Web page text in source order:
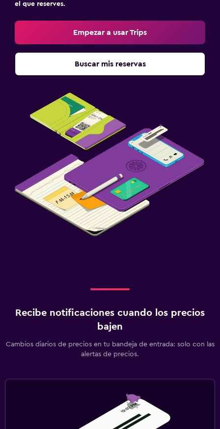
el que reserves.
Empezar a usar Trips
Buscar mis reservas
Recibe notificaciones cuando los precios
bajen
Cambios diarios de precios en tu bandeja de entrada: solo con las
alertas de precios.